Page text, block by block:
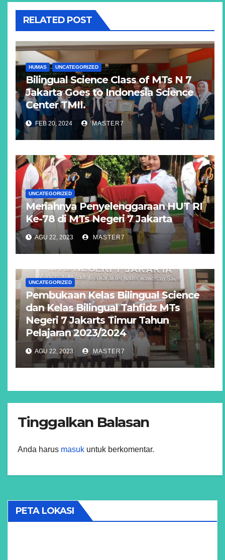
RELATED POST
HUMAS UNCATEGORIZED
Bilingual Science Class of MTs N 7
Jakarta Goes to Indonesia Science
Center TMII.
FEB 20, 2024 MASTER7
UNCATEGORIZED
Meriahnya Penyelenggaraan HUT RI
Ke-78 di MTs Negeri 7 Jakarta
AGU 22, 2023 MASTER7
UNCATEGORIZED
Pembukaan Kelas Bilingual Science
dan Kelas Bilingual Tahfidz MTs
Negeri 7 Jakarts Timur Tahun
Pelajaran 2023/2024
AGU 22, 2023 MASTER7
Tinggalkan Balasan
Anda harus masuk untuk berkomentar.
PETA LOKASI